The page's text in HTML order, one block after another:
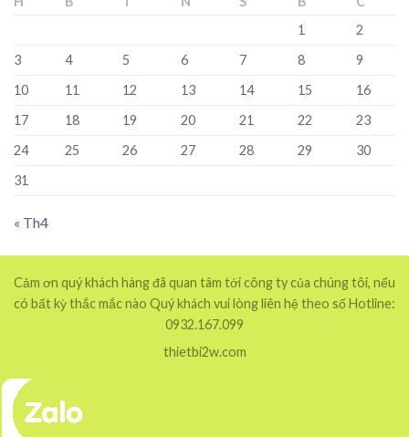
1
2
3
4 5 6 7 8
9
10
11 12 13 14 15
16
17
18 19 20 21 22
23
24
25 26 27 28 29
30
31
« Th4
Cảm ơn quý khách hàng đã quan tâm tới công ty của chúng tôi, nếu
có bất kỳ thắc mắc nào Quý khách vui lòng liên hệ theo số Hotline:
0932.167.099
thietbi2w.com